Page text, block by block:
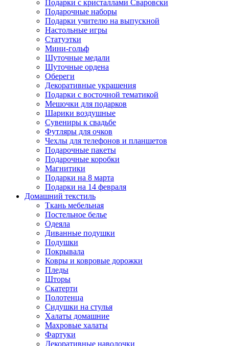
Подарки с кристаллами Сваровски
Подарочные наборы
Подарки учителю на выпускной
Настольные игры
Статуэтки
Мини-гольф
Шуточные медали
Шуточные ордена
Обереги
Декоративные украшения
Подарки с восточной тематикой
Мешочки для подарков
Шарики воздушные
Сувениры к свадьбе
Футляры для очков
Чехлы для телефонов и планшетов
Подарочные пакеты
Подарочные коробки
Магнитики
Подарки на 8 марта
Подарки на 14 февраля
Домашний текстиль
Ткань мебельная
Постельное белье
Одеяла
Диванные подушки
Подушки
Покрывала
Ковры и ковровые дорожки
Пледы
Шторы
Скатерти
Полотенца
Сидушки на стулья
Халаты домашние
Махровые халаты
Фартуки
Декоративные наволочки